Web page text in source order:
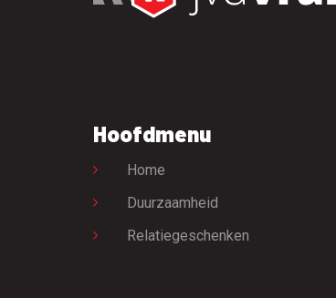
Hoofdmenu
Home
Duurzaamheid
Relatiegeschenken